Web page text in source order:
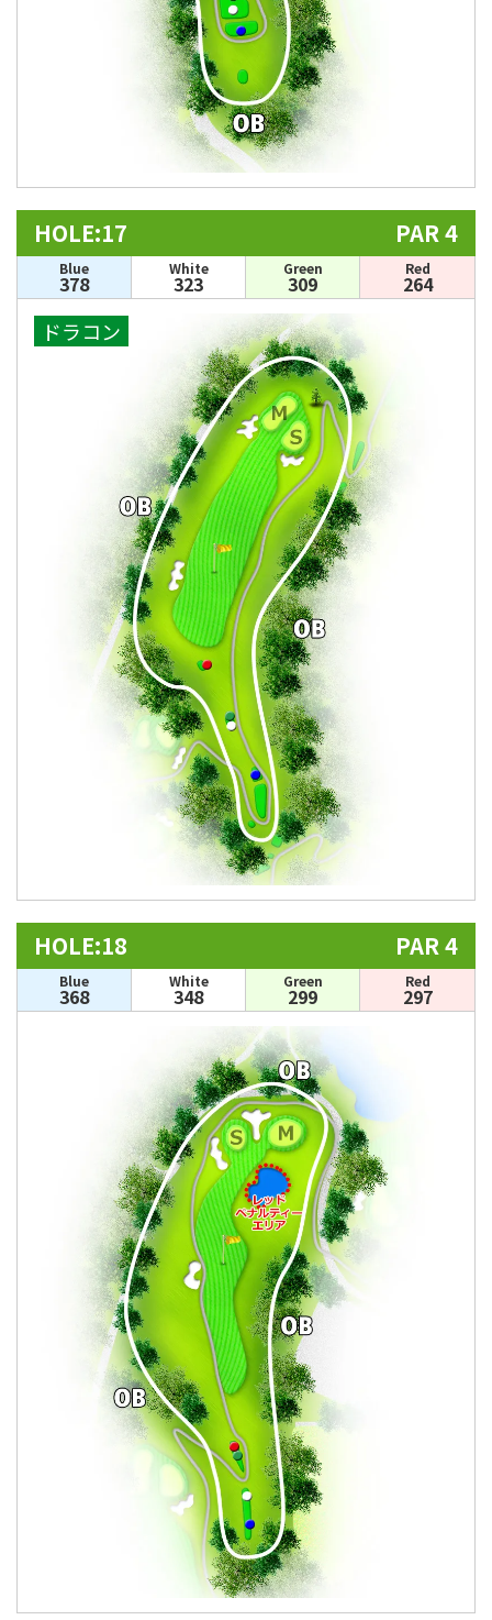
HOLE:17 PAR 4
Blue
378
White
323
Green
309
Red
264
ドラコン
HOLE:18 PAR 4
Blue
368
White
348
Green
299
Red
297